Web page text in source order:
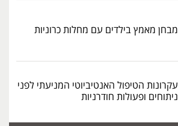
מבחן מאמץ בילדים עם מחלות כרוניות
עקרונות הטיפול האנטיביוטי המניעתי לפני
ניתוחים ופעולות חודרניות